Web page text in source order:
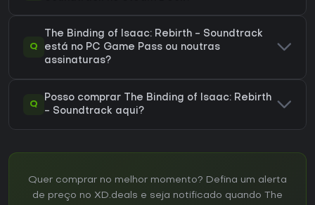
Q
The Binding of Isaac: Rebirth - Soundtrack
está no PC Game Pass ou noutras
assinaturas?
Q
Posso comprar The Binding of Isaac: Rebirth
- Soundtrack aqui?
Quer comprar no melhor momento? Defina um alerta
de preço no XD.deals e seja notificado quando The